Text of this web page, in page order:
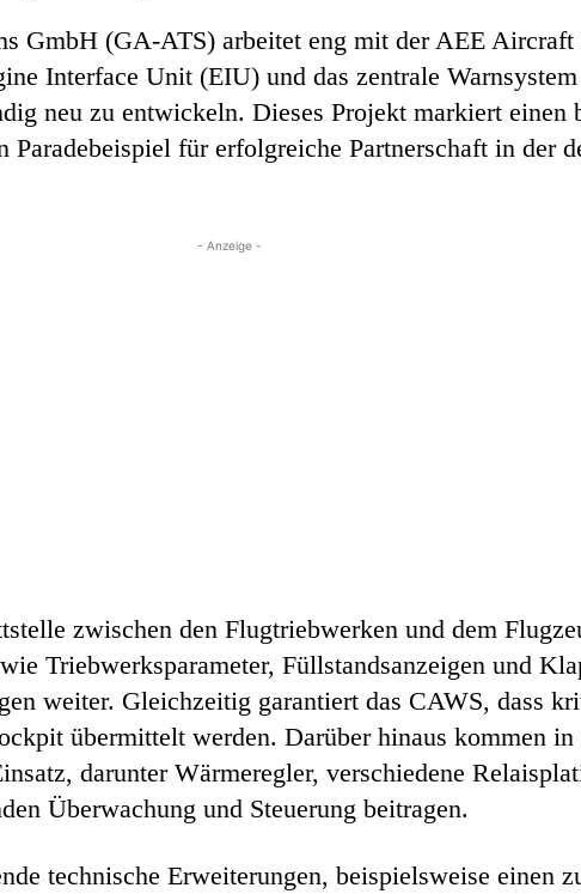
GmbH (GA-ATS) arbeitet eng mit der AEE
Interface Unit (EIU) und das zentrale
neu zu entwickeln. Dieses Projekt markiert einen
für erfolgreiche Partnerschaft in der
- Anzeige -
zwischen den Flugtriebwerken und dem
Triebwerksparameter, Füllstandsanzeigen und
weiter. Gleichzeitig garantiert das CAWS, dass
übermittelt werden. Darüber hinaus kommen
darunter Wärmeregler, verschiedene
Überwachung und Steuerung beitragen.
technische Erweiterungen, beispielsweise einen